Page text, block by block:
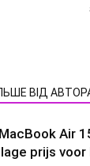
ВІД
Air
prijs voor